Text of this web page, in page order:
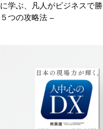
に学ぶ、凡人がビジネスで勝
５つの攻略法 –